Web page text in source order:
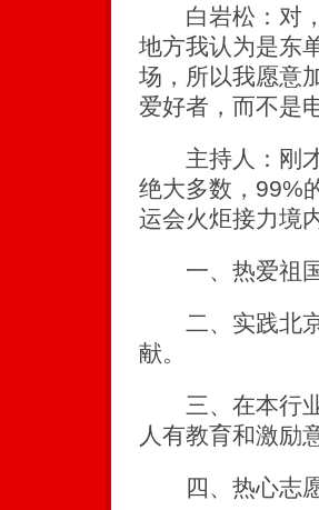
白岩松：对，
地方我认为是东
场，所以我愿意
爱好者，而不是
主持人：刚才
绝大多数，99%
运会火炬接力境
一、热爱祖国
二、实践北京
献。
三、在本行业
人有教育和激励
四、热心志愿